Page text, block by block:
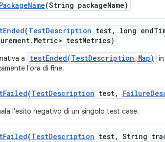
PackageName(String packageName)
Ended(TestDescription test, long end
. Metric> testMetrics)
a testEnded(TestDescription,Map)
l'ora di fine.
Failed(TestDescription test, Failure
l'esito negativo di un singolo test case.
Failed(TestDescription test, String